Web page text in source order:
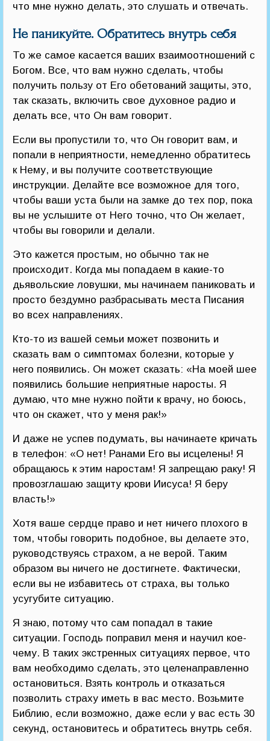
что мне нужно делать, это слушать и отвечать.
Не паникуйте. Обратитесь внутрь себя
То же самое касается ваших взаимоотношений с
Богом. Все, что вам нужно сделать, чтобы
получить пользу от Его обетований защиты, это,
так сказать, включить свое духовное радио и
делать все, что Он вам говорит.
Если вы пропустили то, что Он говорит вам, и
попали в неприятности, немедленно обратитесь
к Нему, и вы получите соответствующие
инструкции. Делайте все возможное для того,
чтобы ваши уста были на замке до тех пор, пока
вы не услышите от Него точно, что Он желает,
чтобы вы говорили и делали.
Это кажется простым, но обычно так не
происходит. Когда мы попадаем в какие-то
дьявольские ловушки, мы начинаем паниковать и
просто бездумно разбрасывать места Писания
во всех направлениях.
Кто-то из вашей семьи может позвонить и
сказать вам о симптомах болезни, которые у
него появились. Он может сказать: «На моей шее
появились большие неприятные наросты. Я
думаю, что мне нужно пойти к врачу, но боюсь,
что он скажет, что у меня рак!»
И даже не успев подумать, вы начинаете кричать
в телефон: «О нет! Ранами Его вы исцелены! Я
обращаюсь к этим наростам! Я запрещаю раку! Я
провозглашаю защиту крови Иисуса! Я беру
власть!»
Хотя ваше сердце право и нет ничего плохого в
том, чтобы говорить подобное, вы делаете это,
руководствуясь страхом, а не верой. Таким
образом вы ничего не достигнете. Фактически,
если вы не избавитесь от страха, вы только
усугубите ситуацию.
Я знаю, потому что сам попадал в такие
ситуации. Господь поправил меня и научил кое-
чему. В таких экстренных ситуациях первое, что
вам необходимо сделать, это целенаправленно
остановиться. Взять контроль и отказаться
позволить страху иметь в вас место. Возьмите
Библию, если возможно, даже если у вас есть 30
секунд, остановитесь и обратитесь внутрь себя.